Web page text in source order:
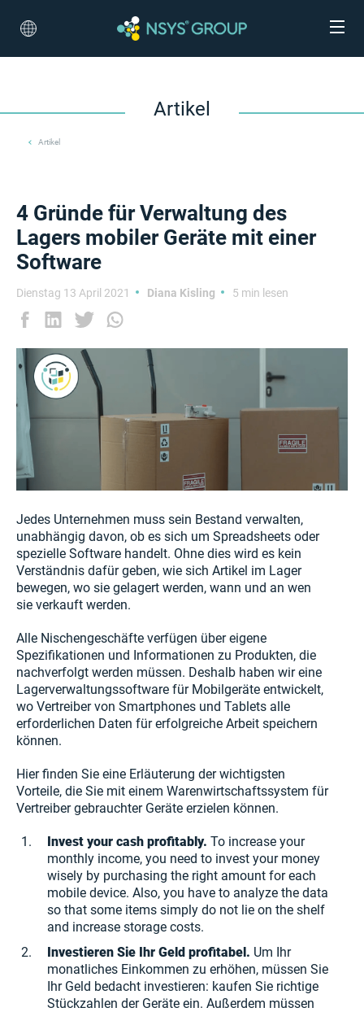
Artikel
Artikel
4 Gründe für Verwaltung des
Lagers mobiler Geräte mit einer
Software
Dienstag 13 April 2021 Diana Kisling 5 min lesen
Jedes Unternehmen muss sein Bestand verwalten,
unabhängig davon, ob es sich um Spreadsheets oder
spezielle Software handelt. Ohne dies wird es kein
Verständnis dafür geben, wie sich Artikel im Lager
bewegen, wo sie gelagert werden, wann und an wen
sie verkauft werden.
Alle Nischengeschäfte verfügen über eigene
Spezifikationen und Informationen zu Produkten, die
nachverfolgt werden müssen. Deshalb haben wir eine
Lagerverwaltungssoftware für Mobilgeräte entwickelt,
wo Vertreiber von Smartphones und Tablets alle
erforderlichen Daten für erfolgreiche Arbeit speichern
können.
Hier finden Sie eine Erläuterung der wichtigsten
Vorteile, die Sie mit einem Warenwirtschaftssystem für
Vertreiber gebrauchter Geräte erzielen können.
Invest your cash profitably. To increase your
monthly income, you need to invest your money
wisely by purchasing the right amount for each
mobile device. Also, you have to analyze the data
so that some items simply do not lie on the shelf
and increase storage costs.
Investieren Sie Ihr Geld profitabel. Um Ihr
monatliches Einkommen zu erhöhen, müssen Sie
Ihr Geld bedacht investieren: kaufen Sie richtige
Stückzahlen der Geräte ein. Außerdem müssen